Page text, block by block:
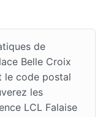
de
Belle Croix
le code postal
les
LCL Falaise